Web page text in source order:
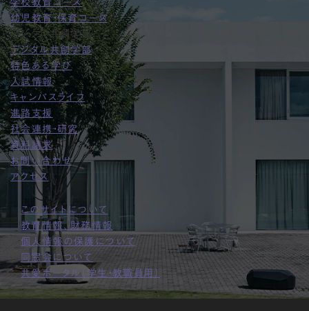
幼児教育・保育コース
デジタル共創学部
デジタル共創学部
特色ある学び
入試情報
キャンパスライフ
進路支援
社会連携・研究
資料請求
お問い合わせ
アクセス
このサイトについて
教育情報、財務情報
個人情報の保護について
同窓会について
共愛ポータル（学生・教職員用）